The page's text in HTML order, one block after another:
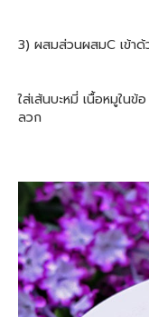
3) ผสมส่วนผสมC เข้าด้
ใส่เส้นบะหมี่ เนื้อหมูใน
ลวก